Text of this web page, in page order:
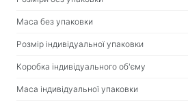
Ліхтарики
Спортивні товари
Робоче місце та домашні меблі
Столи для дому та офісу
Маса без упаковки
Розмір індивідуальної упаковки
Коробка індивідуального об'єму
Маса індивідуальної упаковки